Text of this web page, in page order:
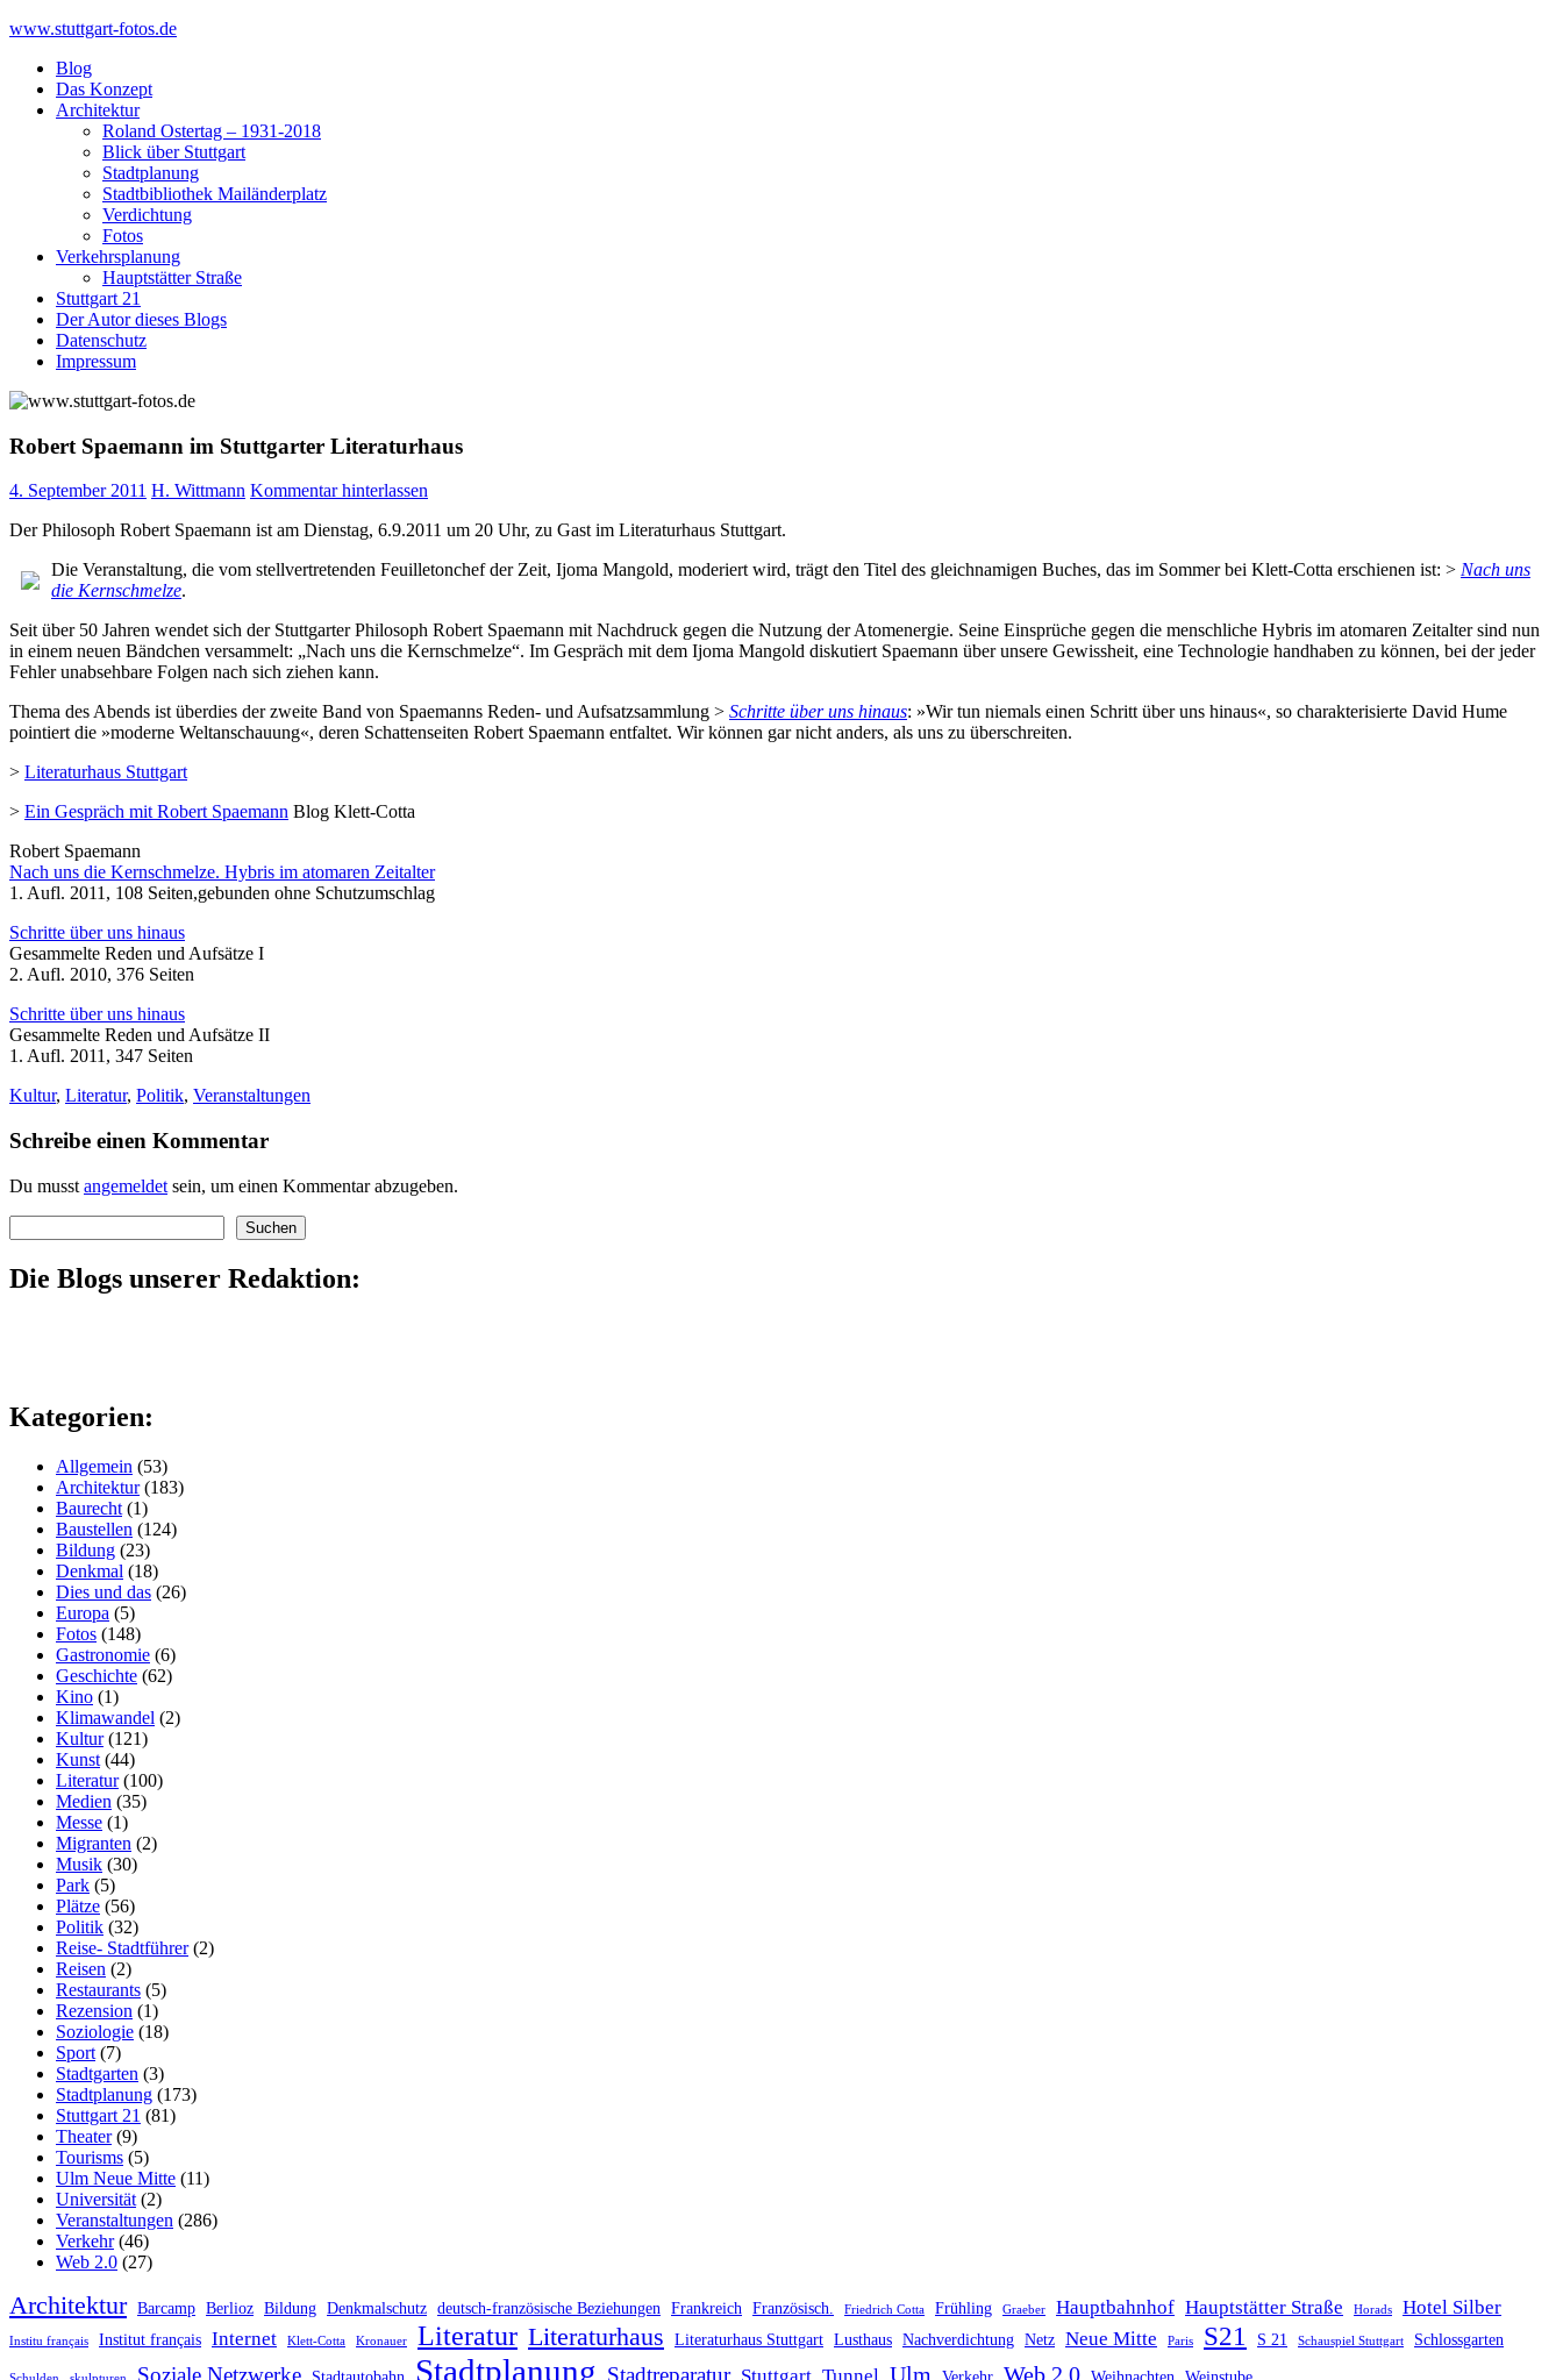
Skip
content
www.stuttgart-fotos.de
Blog
Das Konzept
Architektur
Roland Ostertag – 1931-2018
Blick über Stuttgart
Stadtplanung
Stadtbibliothek Mailänderplatz
Verdichtung
Fotos
Verkehrsplanung
Hauptstätter Straße
Stuttgart 21
Der Autor dieses Blogs
Datenschutz
Impressum
Robert Spaemann im Stuttgarter Literaturhaus
4. September 2011 H. Wittmann Kommentar hinterlassen
Der Philosoph Robert Spaemann ist am Dienstag, 6.9.2011 um 20 Uhr, zu Gast im Literaturhaus Stuttgart.
Die Veranstaltung, die vom stellvertretenden Feuilletonchef der Zeit, Ijoma Mangold, moderiert wird, trägt den Titel des gleichnamigen Buches, das im Sommer bei Klett-Cotta erschienen ist: > Nach uns
die Kernschmelze.
Seit über 50 Jahren wendet sich der Stuttgarter Philosoph Robert Spaemann mit Nachdruck gegen die Nutzung der Atomenergie. Seine Einsprüche gegen die menschliche Hybris im atomaren Zeitalter sind nun
in einem neuen Bändchen versammelt: „Nach uns die Kernschmelze“. Im Gespräch mit dem Ijoma Mangold diskutiert Spaemann über unsere Gewissheit, eine Technologie handhaben zu können, bei der jeder
Fehler unabsehbare Folgen nach sich ziehen kann.
Thema des Abends ist überdies der zweite Band von Spaemanns Reden- und Aufsatzsammlung > Schritte über uns hinaus: »Wir tun niemals einen Schritt über uns hinaus«, so charakterisierte David Hume
pointiert die »moderne Weltanschauung«, deren Schattenseiten Robert Spaemann entfaltet. Wir können gar nicht anders, als uns zu überschreiten.
> Literaturhaus Stuttgart
> Ein Gespräch mit Robert Spaemann Blog Klett-Cotta
Robert Spaemann
Nach uns die Kernschmelze. Hybris im atomaren Zeitalter
1. Aufl. 2011, 108 Seiten,gebunden ohne Schutzumschlag
Schritte über uns hinaus
Gesammelte Reden und Aufsätze I
2. Aufl. 2010, 376 Seiten
Schritte über uns hinaus
Gesammelte Reden und Aufsätze II
1. Aufl. 2011, 347 Seiten
Kultur, Literatur, Politik, Veranstaltungen
Schreibe einen Kommentar
Du musst angemeldet sein, um einen Kommentar abzugeben.
Suchen
Die Blogs unserer Redaktion:
Kategorien:
Allgemein (53)
Architektur(183)
Baurecht (1)
Baustellen (124)
Bildung (23)
Denkmal (18)
Dies und das (26)
Europa (5)
Fotos (148)
Gastronomie (6)
Geschichte (62)
Kino (1)
Klimawandel (2)
Kultur(121)
Kunst (44)
Literatur(100)
Medien (35)
Messe (1)
Migranten (2)
Musik (30)
Park (5)
Plätze (56)
Politik (32)
Reise- Stadtführer(2)
Reisen (2)
Restaurants (5)
Rezension (1)
Soziologie (18)
Sport (7)
Stadtgarten (3)
Stadtplanung (173)
Stuttgart 21 (81)
Theater(9)
Tourisms (5)
Ulm Neue Mitte (11)
Universität (2)
Veranstaltungen (286)
Verkehr(46)
Web 2.0 (27)
Architektur Barcamp Berlioz Bildung Denkmalschutz deutsch-französische Beziehungen Frankreich Französisch. Friedrich Cotta Frühling Graeber Hauptbahnhof Hauptstätter Straße Horads Hotel Silber
Institu français Institut français Internet Klett-Cotta Kronauer Literatur Literaturhaus Literaturhaus Stuttgart Lusthaus Nachverdichtung Netz Neue Mitte Paris S21 S 21 Schauspiel Stuttgart Schlossgarten
Soziale Netzwerke Stadtautobahn Stadtplanung Stadtreparatur Stuttgart Tunnel Ulm Verkehr Web 2.0 Weihnachten Weinstube